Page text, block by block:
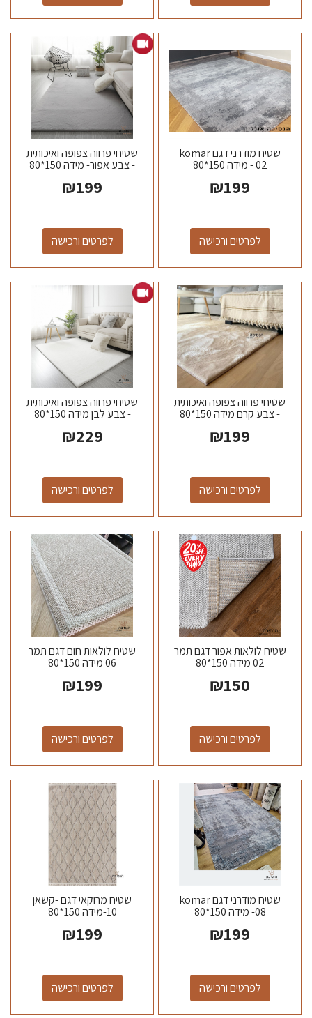
שטיח מודרני דגם komar
02 - מידה 150*80
₪199
לפרטים ורכישה
שטיחי פרווה צפופה ואיכותית
- צבע אפור- מידה 150*80
₪199
לפרטים ורכישה
שטיחי פרווה צפופה ואיכותית
- צבע קרם מידה 150*80
₪199
לפרטים ורכישה
שטיחי פרווה צפופה ואיכותית
- צבע לבן מידה 150*80
₪229
לפרטים ורכישה
שטיח לולאות אפור דגם תמר
02 מידה 150*80
₪150
לפרטים ורכישה
שטיח לולאות חום דגם תמר
06 מידה 150*80
₪199
לפרטים ורכישה
שטיח מודרני דגם komar
08- מידה 150*80
₪199
לפרטים ורכישה
שטיח מרוקאי דגם -קשאן
10-מידה 150*80
₪199
לפרטים ורכישה